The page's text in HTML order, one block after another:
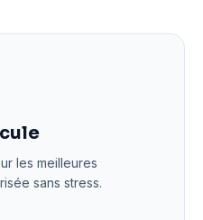
les meilleures
sans stress.